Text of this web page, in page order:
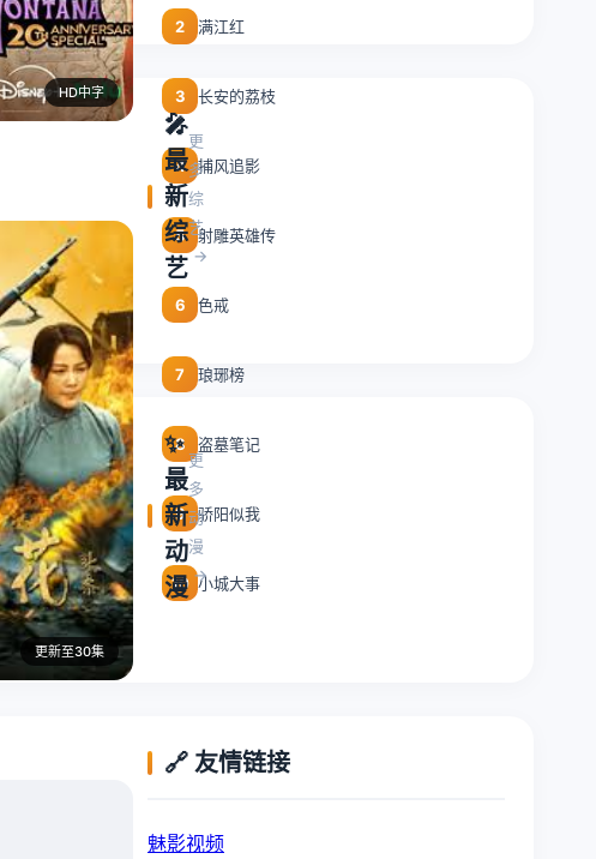
HD中字
更新至30集
2 满江红
3 长安的荔枝
4 捕风追影
5 射雕英雄传
6 色戒
7 琅琊榜
8 盗墓笔记
9 骄阳似我
10 小城大事
🎤
最
新
综
艺
更
多
综
艺
✨
最
新
动
漫
更
多
动
漫
🔗 友情链接
魅影视频